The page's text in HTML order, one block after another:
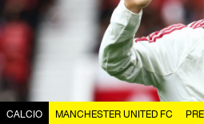
CALCIO MANCHESTER UNITED FC